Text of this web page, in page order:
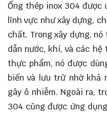
Ống thép inox 304 được
lĩnh vực như xây dựng,
chất. Trong xây dựng,
dẫn nước, khí, và các
thực phẩm, nó được
biến và lưu trữ nhờ khả
gây ô nhiễm. Ngoài ra,
304 cũng được ứng